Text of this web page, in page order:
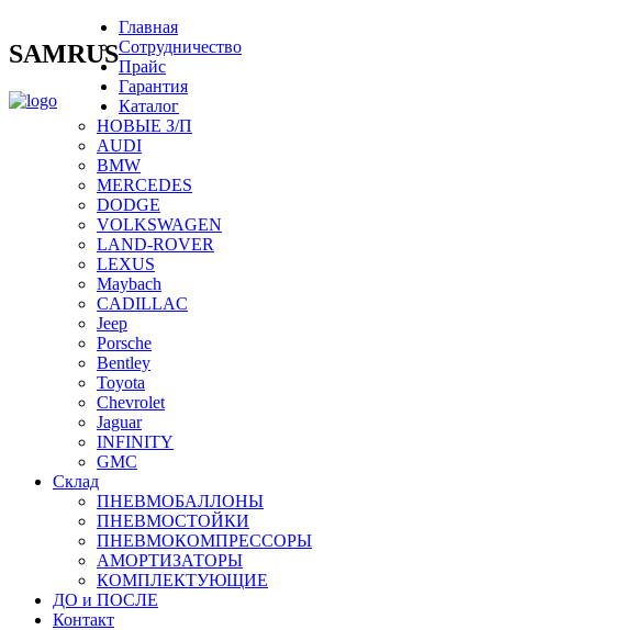
SAMRUS
Главная
Сотрудничество
Прайс
Гарантия
Каталог
НОВЫЕ З/П
AUDI
BMW
MERCEDES
DODGE
VOLKSWAGEN
LAND-ROVER
LEXUS
Maybach
CADILLAC
Jeep
Porsche
Bentley
Toyota
Chevrolet
Jaguar
INFINITY
GMC
Склад
ПНЕВМОБАЛЛОНЫ
ПНЕВМОСТОЙКИ
ПНЕВМОКОМПРЕССОРЫ
АМОРТИЗАТОРЫ
КОМПЛЕКТУЮЩИЕ
ДО и ПОСЛЕ
Контакт